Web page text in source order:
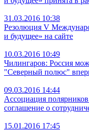
31.03.2016 10:38
Резолюция V
и будущее» на сайте
10.03.2016 10:49
Чилингаров: Россия
"Северный полюс"
09.03.2016 14:44
Ассоциация
соглашение о
15.01.2016 17:45